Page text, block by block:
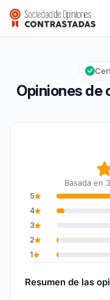
Golf one 64
Calificación global: 9,8
9,8/10
Opiniones de
Basada en
5
4
3
2
1
Resumen de las